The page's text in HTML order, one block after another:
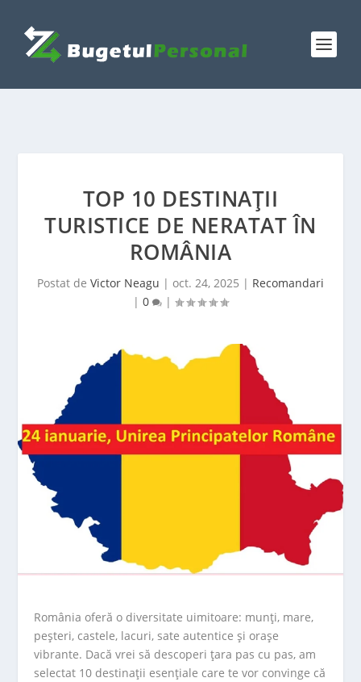
TOP 10 DESTINAȚII
TURISTICE DE NERATAT ÎN
ROMÂNIA
Postat de Victor Neagu | oct. 24, 2025 | Recomandari
| 0 |
România oferă o diversitate uimitoare: munți, mare,
peșteri, castele, lacuri, sate autentice și orașe
vibrante. Dacă vrei să descoperi țara pas cu pas, am
selectat 10 destinații esențiale care te vor convinge că